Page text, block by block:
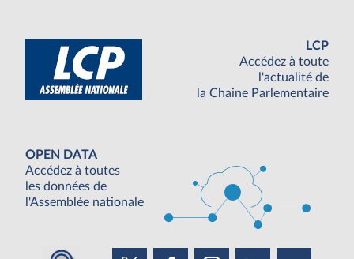
LCP
Accédez à toute
l'actualité de
la Chaine Parlementaire
OPEN DATA
Accédez à toutes
les données de
l'Assemblée nationale